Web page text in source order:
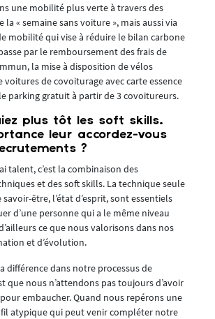
une mobilité plus verte à travers des
la « semaine sans voiture », mais aussi via
mobilité qui vise à réduire le bilan carbone
par le remboursement des frais de
la mise à disposition de vélos
voitures de covoiturage avec carte essence
parking gratuit à partir de 3 covoitureurs.
plus tôt les soft skills.
leur accordez-vous
?
talent, c’est la combinaison des
et des soft skills. La technique seule
être, l’état d’esprit, sont essentiels
d’une personne qui a le même niveau
ce que nous valorisons dans nos
et d’évolution.
différence dans notre processus de
que nous n’attendons pas toujours d’avoir
embaucher. Quand nous repérons une
atypique qui peut venir compléter notre